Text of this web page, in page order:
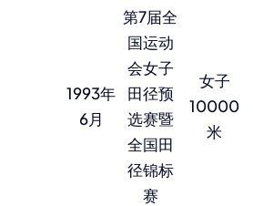
1993年
6月
第7届全
国运动
会女子
田径预
选赛暨
全国田
径锦标
赛
女子
10000
米